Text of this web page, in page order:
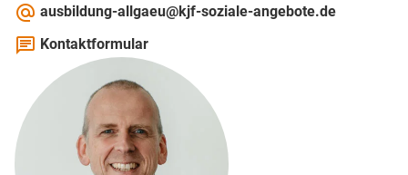
alternate_email ausbildung-allgaeu@kjf-soziale-angebote.de
chat Kontaktformular